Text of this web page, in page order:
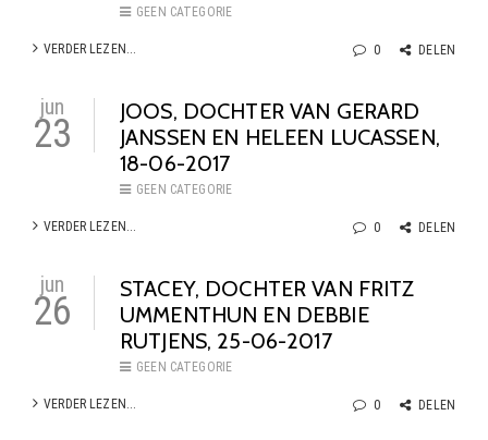
GEEN CATEGORIE
VERDER LEZEN... 0 DELEN
jun
23
JOOS, DOCHTER VAN GERARD
JANSSEN EN HELEEN LUCASSEN,
18-06-2017
GEEN CATEGORIE
VERDER LEZEN... 0 DELEN
jun
26
STACEY, DOCHTER VAN FRITZ
UMMENTHUN EN DEBBIE
RUTJENS, 25-06-2017
GEEN CATEGORIE
VERDER LEZEN... 0 DELEN